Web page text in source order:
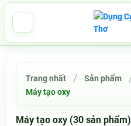
Trang nhất Sản phẩm
Máy tạo oxy
Máy tạo oxy (30 sản phẩm)